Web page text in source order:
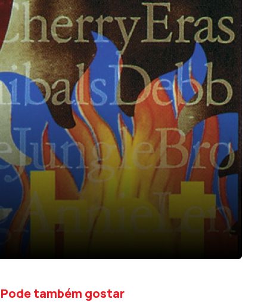
Pode também gostar